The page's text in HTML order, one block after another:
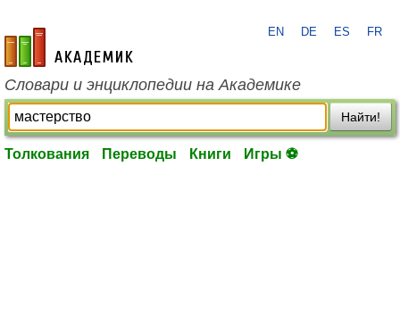
academic.ru
EN DE ES FR
Словари и энциклопедии на Академике
Найти!
Толкования Переводы Книги Игры ⚽